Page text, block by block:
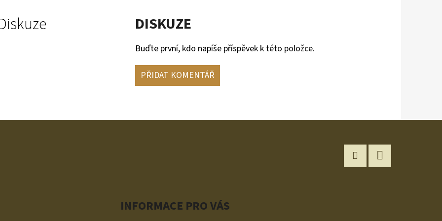
DISKUZE
Buďte první, kdo napíše příspěvek k této položce.
PŘIDAT KOMENTÁŘ
INFORMACE PRO VÁS